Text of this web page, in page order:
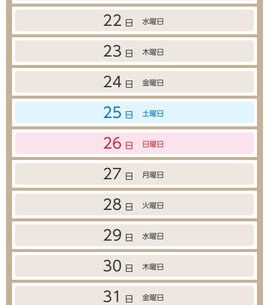
22 日 水曜日
23 日 木曜日
24 日 金曜日
25 日 土曜日
26 日 日曜日
27 日 月曜日
28 日 火曜日
29 日 水曜日
30 日 木曜日
31 日 金曜日